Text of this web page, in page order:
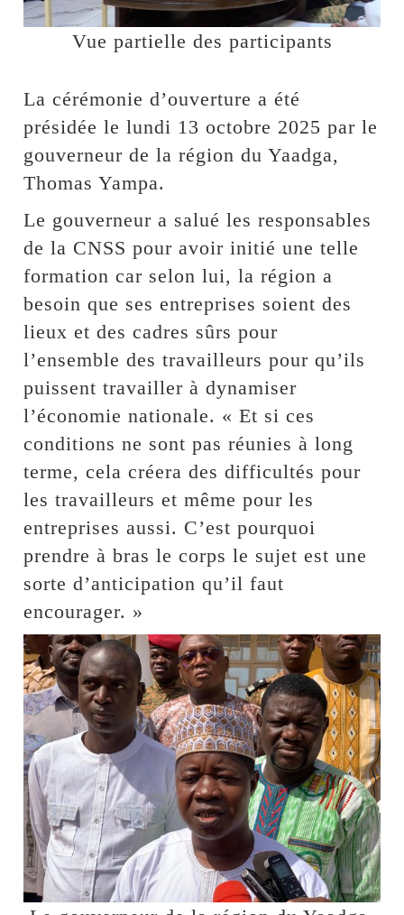
Vue partielle des participants
La cérémonie d’ouverture a été
présidée le lundi 13 octobre 2025 par le
gouverneur de la région du Yaadga,
Thomas Yampa.
Le gouverneur a salué les responsables
de la CNSS pour avoir initié une telle
formation car selon lui, la région a
besoin que ses entreprises soient des
lieux et des cadres sûrs pour
l’ensemble des travailleurs pour qu’ils
puissent travailler à dynamiser
l’économie nationale. « Et si ces
conditions ne sont pas réunies à long
terme, cela créera des difficultés pour
les travailleurs et même pour les
entreprises aussi. C’est pourquoi
prendre à bras le corps le sujet est une
sorte d’anticipation qu’il faut
encourager. »